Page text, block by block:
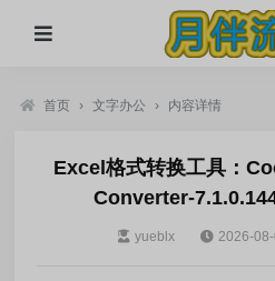
首页 › 文字办公 › 内容详情
Excel格式转换工具：
Converter-
yueblx 2026-